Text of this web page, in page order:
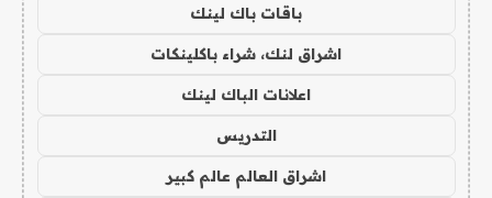
باقات باك لينك
اشراق لنك، شراء باكلينكات
اعلانات الباك لينك
التدريس
اشراق العالم عالم كبير